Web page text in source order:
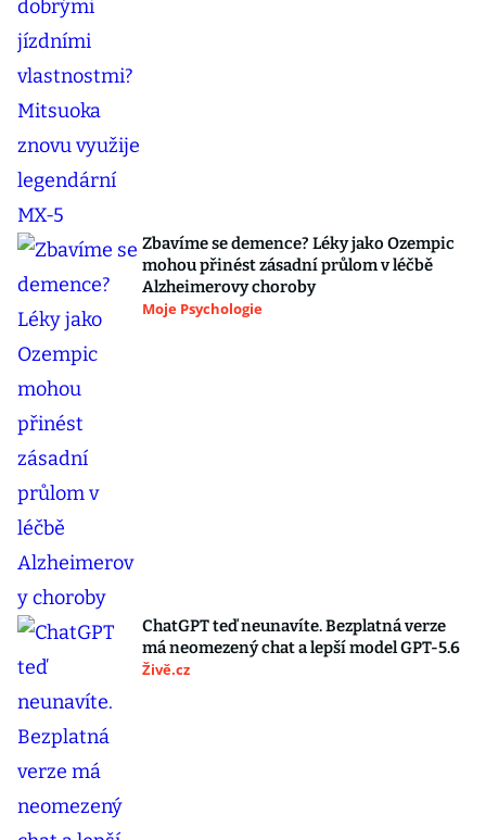
Zbavíme se demence? Léky jako Ozempic
mohou přinést zásadní průlom v léčbě
Alzheimerovy choroby
Moje Psychologie
ChatGPT teď neunavíte. Bezplatná verze
má neomezený chat a lepší model GPT-5.6
Živě.cz